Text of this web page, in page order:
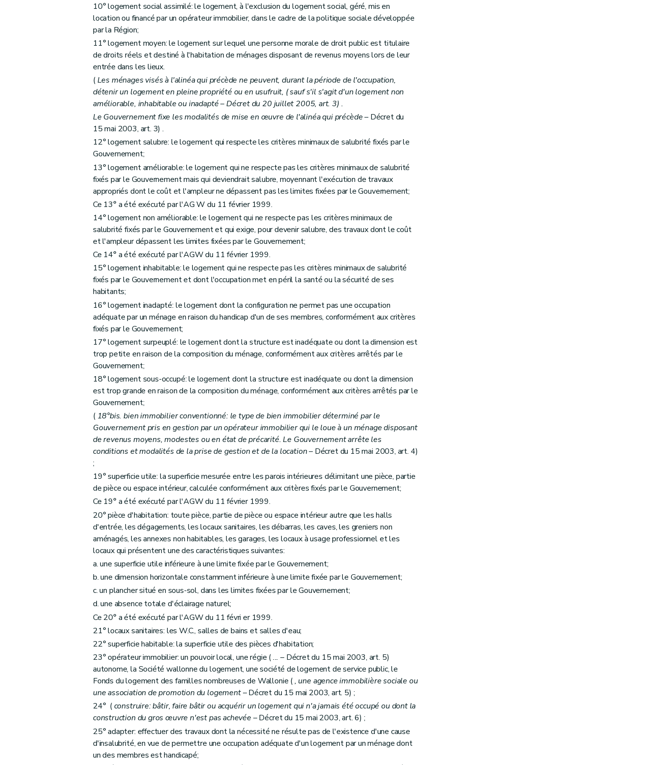
Art. 32
Art. 33
Art. 34
Art. 34bis
Sous-section 2
Des conditions d'octroi et du calcul des aides
Art. 35
Art. 36
Art. 37
Art. 38
Sous-section 3 De la procédure
Art. 39
Art. 40 et 41
Art. 42
Art. 43
Section 2 Des aides à l'équipement d'ensembles de logements
Sous-section première
Des aides à l'équipement
Art. 44
Art. 45
Art. 46
Sous-section 2 Des conditions d'octroi et du calcul des aides
Art. 47
Art. 48
Art. 49
Art. 50
Sous-section 3
De la procédure
Art. 51
Art. 52
Art. 53
Chapitre IV Des aides aux sociétés de logement de service public
Section première Des aides au logement
Sous-section première Des catégories d'aide
Art. 54
Art. 55
Art. 56
Art. 57
Art. 58
Art. 59
Art. 59bis
Sous-section 2 Des conditions d'octroi et du calcul des aides
Art. 60
Sous-section 3
De la procédure
Art. 64
Art. 65
Art. 66
Art. 67
Art. 68
Section 2 Des aides à l'équipement
Sous-section première Des aides à l'équipement
Art. 69
Art. 70
Art. 71
Sous-section 2
Des conditions d'octroi et du calcul des aides
10° logement social assimilé: le logement, à l'exclusion du logement social, géré, mis en
location ou financé par un opérateur immobilier, dans le cadre de la politique sociale développée
par la Région;
11° logement moyen: le logement sur lequel une personne morale de droit public est titulaire
de droits réels et destiné à l'habitation de ménages disposant de revenus moyens lors de leur
entrée dans les lieux.
(Les ménages visés à l'alinéa qui précède ne peuvent, durant la période de l'occupation,
détenir un logement en pleine propriété ou en usufruit, (sauf s'il s'agit d'un logement non
améliorable, inhabitable ou inadapté– Décret du 20 juillet 2005, art. 3) .
Le Gouvernement fixe les modalités de mise en œuvre de l'alinéa qui précède– Décret du
15 mai 2003, art. 3) .
12° logement salubre: le logement qui respecte les critères minimaux de salubrité fixés par le
Gouvernement;
13° logement améliorable: le logement qui ne respecte pas les critères minimaux de salubrité
fixés par le Gouvernement mais qui deviendrait salubre, moyennant l'exécution de travaux
appropriés dont le coût et l'ampleur ne dépassent pas les limites fixées par le Gouvernement;
Ce 13° a été exécuté par l'AG W du 11 février 1999.
14° logement non améliorable: le logement qui ne respecte pas les critères minimaux de
salubrité fixés par le Gouvernement et qui exige, pour devenir salubre, des travaux dont le coût
et l'ampleur dépassent les limites fixées par le Gouvernement;
Ce 14° a été exécuté par l'AGW du 11 février 1999.
15° logement inhabitable: le logement qui ne respecte pas les critères minimaux de salubrité
fixés par le Gouvernement et dont l'occupation met en péril la santé ou la sécurité de ses
habitants;
16° logement inadapté: le logement dont la configuration ne permet pas une occupation
adéquate par un ménage en raison du handicap d'un de ses membres, conformément aux critères
fixés par le Gouvernement;
17° logement surpeuplé: le logement dont la structure est inadéquate ou dont la dimension est
trop petite en raison de la composition du ménage, conformément aux critères arrêtés par le
Gouvernement;
18° logement sous-occupé: le logement dont la structure est inadéquate ou dont la dimension
est trop grande en raison de la composition du ménage, conformément aux critères arrêtés par le
Gouvernement;
( 18°bis. bien immobilier conventionné: le type de bien immobilier déterminé par le
Gouvernement pris en gestion par un opérateur immobilier qui le loue à un ménage disposant
de revenus moyens, modestes ou en état de précarité. Le Gouvernement arrête les
conditions et modalités de la prise de gestion et de la location– Décret du 15 mai 2003, art. 4)
;
19° superficie utile: la superficie mesurée entre les parois intérieures délimitant une pièce, partie
de pièce ou espace intérieur, calculée conformément aux critères fixés par le Gouvernement;
Ce 19° a été exécuté par l'AGW du 11 février 1999.
20° pièce d'habitation: toute pièce, partie de pièce ou espace intérieur autre que les halls
d'entrée, les dégagements, les locaux sanitaires, les débarras, les caves, les greniers non
aménagés, les annexes non habitables, les garages, les locaux à usage professionnel et les
locaux qui présentent une des caractéristiques suivantes:
a. une superficie utile inférieure à une limite fixée par le Gouvernement;
b. une dimension horizontale constamment inférieure à une limite fixée par le Gouvernement;
c. un plancher situé en sous-sol, dans les limites fixées par le Gouvernement;
d. une absence totale d'éclairage naturel;
Ce 20° a été exécuté par l'AGW du 11 févri er 1999.
21° locaux sanitaires: les W.C., salles de bains et salles d'eau;
22° superficie habitable: la superficie utile des pièces d'habitation;
23° opérateur immobilier: un pouvoir local, une régie (... – Décret du 15 mai 2003, art. 5)
autonome, la Société wallonne du logement, une société de logement de service public, le
Fonds du logement des familles nombreuses de Wallonie (, une agence immobilière sociale ou
une association de promotion du logement– Décret du 15 mai 2003, art. 5) ;
24° (construire: bâtir, faire bâtir ou acquérir un logement qui n'a jamais été occupé ou dont la
construction du gros œuvre n'est pas achevée – Décret du 15 mai 2003, art. 6) ;
25° adapter: effectuer des travaux dont la nécessité ne résulte pas de l'existence d'une cause
d'insalubrité, en vue de permettre une occupation adéquate d'un logement par un ménage dont
un des membres est handicapé;